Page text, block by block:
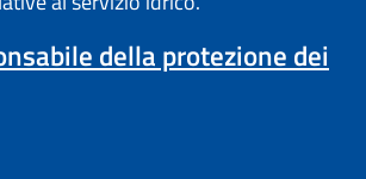
della protezione dei